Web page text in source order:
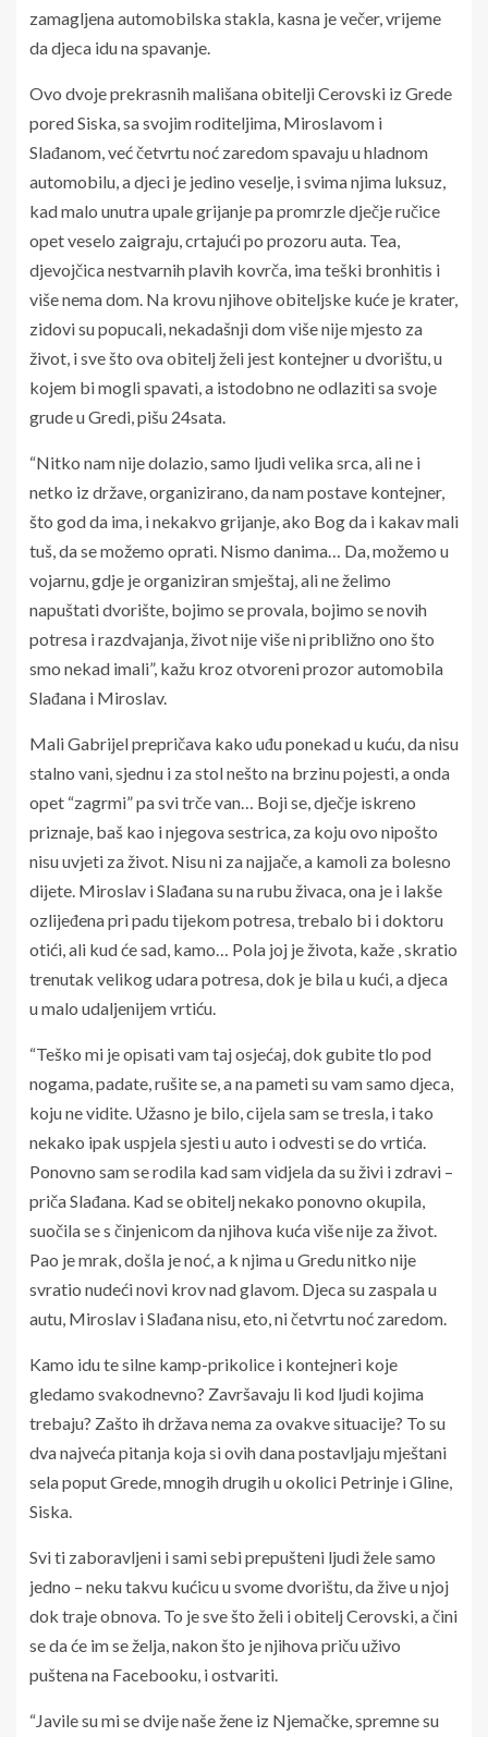
zamagljena automobilska stakla, kasna je večer, vrijeme
da djeca idu na spavanje.
Ovo dvoje prekrasnih mališana obitelji Cerovski iz Grede
pored Siska, sa svojim roditeljima, Miroslavom i
Slađanom, već četvrtu noć zaredom spavaju u hladnom
automobilu, a djeci je jedino veselje, i svima njima luksuz,
kad malo unutra upale grijanje pa promrzle dječje ručice
opet veselo zaigraju, crtajući po prozoru auta. Tea,
djevojčica nestvarnih plavih kovrča, ima teški bronhitis i
više nema dom. Na krovu njihove obiteljske kuće je krater,
zidovi su popucali, nekadašnji dom više nije mjesto za
život, i sve što ova obitelj želi jest kontejner u dvorištu, u
kojem bi mogli spavati, a istodobno ne odlaziti sa svoje
grude u Gredi, pišu 24sata.
“Nitko nam nije dolazio, samo ljudi velika srca, ali ne i
netko iz države, organizirano, da nam postave kontejner,
što god da ima, i nekakvo grijanje, ako Bog da i kakav mali
tuš, da se možemo oprati. Nismo danima… Da, možemo u
vojarnu, gdje je organiziran smještaj, ali ne želimo
napuštati dvorište, bojimo se provala, bojimo se novih
potresa i razdvajanja, život nije više ni približno ono što
smo nekad imali”, kažu kroz otvoreni prozor automobila
Slađana i Miroslav.
Mali Gabrijel prepričava kako uđu ponekad u kuću, da nisu
stalno vani, sjednu i za stol nešto na brzinu pojesti, a onda
opet “zagrmi” pa svi trče van… Boji se, dječje iskreno
priznaje, baš kao i njegova sestrica, za koju ovo nipošto
nisu uvjeti za život. Nisu ni za najjače, a kamoli za bolesno
dijete. Miroslav i Slađana su na rubu živaca, ona je i lakše
ozlijeđena pri padu tijekom potresa, trebalo bi i doktoru
otići, ali kud će sad, kamo… Pola joj je života, kaže , skratio
trenutak velikog udara potresa, dok je bila u kući, a djeca
u malo udaljenijem vrtiću.
“Teško mi je opisati vam taj osjećaj, dok gubite tlo pod
nogama, padate, rušite se, a na pameti su vam samo djeca,
koju ne vidite. Užasno je bilo, cijela sam se tresla, i tako
nekako ipak uspjela sjesti u auto i odvesti se do vrtića.
Ponovno sam se rodila kad sam vidjela da su živi i zdravi –
priča Slađana. Kad se obitelj nekako ponovno okupila,
suočila se s činjenicom da njihova kuća više nije za život.
Pao je mrak, došla je noć, a k njima u Gredu nitko nije
svratio nudeći novi krov nad glavom. Djeca su zaspala u
autu, Miroslav i Slađana nisu, eto, ni četvrtu noć zaredom.
Kamo idu te silne kamp-prikolice i kontejneri koje
gledamo svakodnevno? Završavaju li kod ljudi kojima
trebaju? Zašto ih država nema za ovakve situacije? To su
dva najveća pitanja koja si ovih dana postavljaju mještani
sela poput Grede, mnogih drugih u okolici Petrinje i Gline,
Siska.
Svi ti zaboravljeni i sami sebi prepušteni ljudi žele samo
jedno – neku takvu kućicu u svome dvorištu, da žive u njoj
dok traje obnova. To je sve što želi i obitelj Cerovski, a čini
se da će im se želja, nakon što je njihova priču uživo
puštena na Facebooku, i ostvariti.
“Javile su mi se dvije naše žene iz Njemačke, spremne su